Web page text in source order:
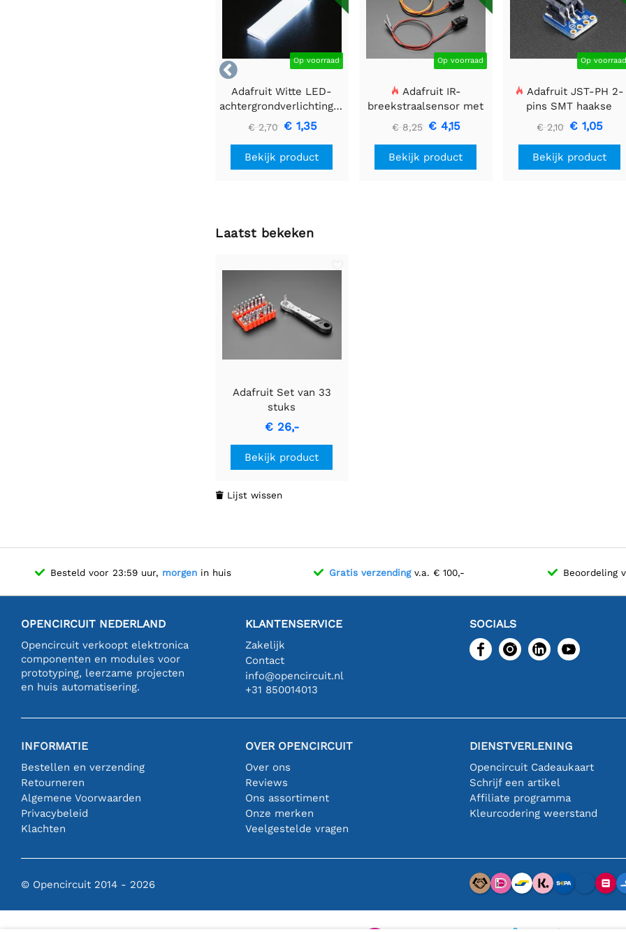
 Op voorraad
Adafruit Witte LED-
achtergrondverlichtingsmodule
- Klein 12 mm x 40 mm
€ 2,70 € 1,35
Bekijk product
Op voorraad
Adafruit IR-
breekstraalsensor met
premium draadheader
header einden - 5 mm
LED's
€ 8,25 € 4,15
Bekijk product
Op voorraad
Adafruit JST-PH 2-
pins SMT haakse
Breakout Board
€ 2,10 € 1,05
Bekijk product
Laatst bekeken
Adafruit Set van 33
stuks
ratelschroevendraaiers
met haakse
schroevendraaier en
bits
€ 26,-
Bekijk product
 Lijst wissen
Besteld voor 23:59 uur, morgen in huis Gratis verzendingv.a. € 100,- Beoordeling
OPENCIRCUIT NEDERLAND
Opencircuit verkoopt elektronica
componenten en modules voor
prototyping, leerzame projecten
en huis automatisering.
KLANTENSERVICE
Zakelijk
Contact
info@opencircuit.nl
+31 850014013
SOCIALS
INFORMATIE
Bestellen en verzending
Retourneren
Algemene Voorwaarden
Privacybeleid
Klachten
OVER OPENCIRCUIT
Over ons
Reviews
Ons assortiment
Onze merken
Veelgestelde vragen
DIENSTVERLENING
Opencircuit Cadeaukaart
Schrijf een artikel
Affiliate programma
Kleurcodering weerstand
© Opencircuit 2014 - 2026